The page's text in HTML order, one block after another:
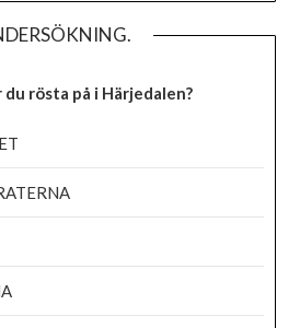
rösta på i Härjedalen?